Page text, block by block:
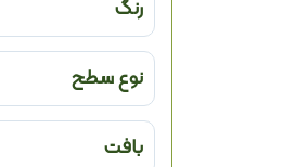
رنگ
نوع سطح
بافت